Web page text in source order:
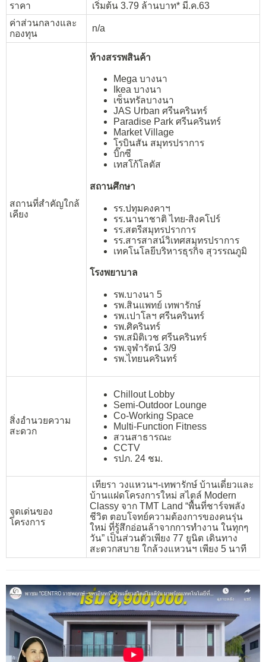
ราคา
เริ่มต้น 3.79 ล้านบาท* มี.ค.63
ค่าส่วนกลางและ
กองทุน
n/a
สถานที่สำคัญใกล้
เคียง
ห้างสรรพสินค้า
Mega บางนา
Ikea บางนา
เซ็นทรัลบางนา
JAS Urban ศรีนครินทร์
Paradise Park ศรีนครินทร์
Market Village
โรบินสัน สมุทรปราการ
บิ๊กซี
เทสโก้โลตัส
สถานศึกษา
รร.ปทุมคงคาฯ
รร.นานาชาติ ไทย-สิงคโปร์
รร.สตรีสมุทรปราการ
รร.สารสาสน์วิเทศสมุทรปราการ
เทคโนโลยีบริหารธุรกิจ สุวรรณภูมิ
โรงพยาบาล
รพ.บางนา 5
รพ.สินแพทย์ เทพารักษ์
รพ.เปาโลฯ ศรีนครินทร์
รพ.ศิครินทร์
รพ.สมิติเวช ศรีนครินทร์
รพ.จุฬารัตน์ 3/9
รพ.ไทยนครินทร์
สิ่งอำนวยความ
สะดวก
Chillout Lobby
Semi-Outdoor Lounge
Co-Working Space
Multi-Function Fitness
สวนสาธารณะ
CCTV
รปภ. 24 ชม.
จุดเด่นของ
โครงการ
เทียรา วงแหวนฯ-เทพารักษ์ บ้านเดี่ยวและ
บ้านแฝดโครงการใหม่ สไตล์ Modern
Classy จาก TMT Land “พื้นที่ชาร์จพลัง
ชีวิต ตอบโจทย์ความต้องการของคนรุ่น
ใหม่ ที่รู้สึกอ่อนล้าจากการทำงาน ในทุกๆ
วัน” เป็นส่วนตัวเพียง 77 ยูนิต เดินทาง
สะดวกสบาย ใกล้วงแหวนฯ เพียง 5 นาที